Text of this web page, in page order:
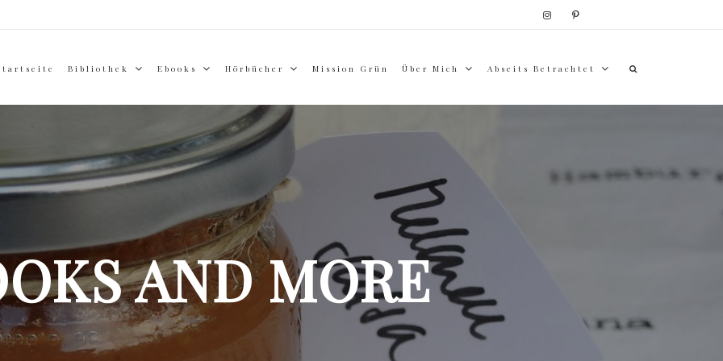
Bibliothek Ebooks Hörbücher Mission Grün Über Mich Abseits Betrachtet
AND MORE